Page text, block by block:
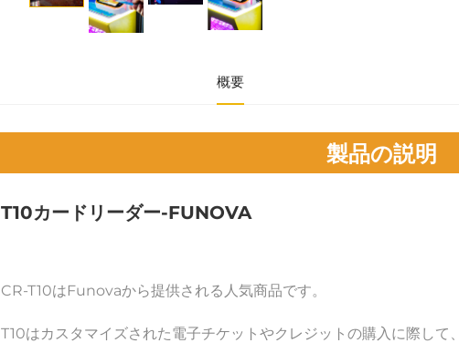
概要
製品の説明
T10カードリーダー-FUNOVA
CR-T10はFunovaから提供される人気商品です。
T10はカスタマイズされた電子チケットやクレジットの購入に際し